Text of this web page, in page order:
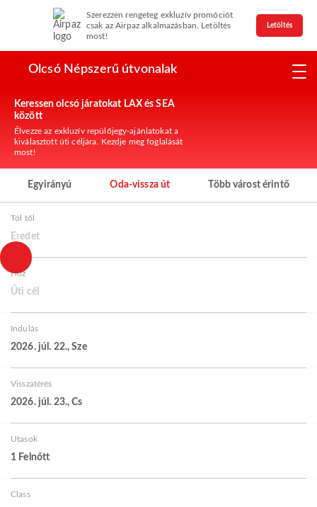
Szerezzen rengeteg exkluzív promóciót
csak az Airpaz alkalmazásban. Letöltés
most!
Letöltés
Olcsó Népszerű útvonalak
Keressen olcsó járatokat LAX és SEA
között
Élvezze az exkluzív repülőjegy-ajánlatokat a
kiválasztott úti céljára. Kezdje meg foglalását
most!
Egyirányú Oda-vissza út Több várost érintő
Tól től
Eredet
Hoz
Úti cél
Indulás
2026. júl. 22., Sze
Visszatérés
2026. júl. 23., Cs
Utasok
1 Felnőtt
Class